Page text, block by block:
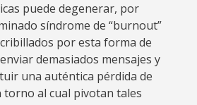
puede degenerar, por
síndrome de “burnout”
por esta forma de
demasiados mensajes y
una auténtica pérdida de
torno al cual pivotan tales